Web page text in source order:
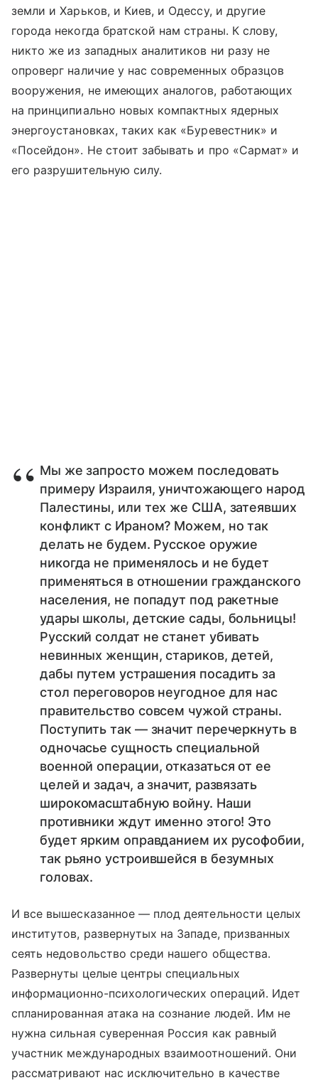
земли и Харьков, и Киев, и Одессу, и другие
города некогда братской нам страны. К слову,
никто же из западных аналитиков ни разу не
опроверг наличие у нас современных образцов
вооружения, не имеющих аналогов, работающих
на принципиально новых компактных ядерных
энергоустановках, таких как «Буревестник» и
«Посейдон». Не стоит забывать и про «Сармат» и
его разрушительную силу.
Мы же запросто можем последовать
примеру Израиля, уничтожающего народ
Палестины, или тех же США, затеявших
конфликт с Ираном? Можем, но так
делать не будем. Русское оружие
никогда не применялось и не будет
применяться в отношении гражданского
населения, не попадут под ракетные
удары школы, детские сады, больницы!
Русский солдат не станет убивать
невинных женщин, стариков, детей,
дабы путем устрашения посадить за
стол переговоров неугодное для нас
правительство совсем чужой страны.
Поступить так — значит перечеркнуть в
одночасье сущность специальной
военной операции, отказаться от ее
целей и задач, а значит, развязать
широкомасштабную войну. Наши
противники ждут именно этого! Это
будет ярким оправданием их русофобии,
так рьяно устроившейся в безумных
головах.
И все вышесказанное — плод деятельности целых
институтов, развернутых на Западе, призванных
сеять недовольство среди нашего общества.
Развернуты целые центры специальных
информационно-психологических операций. Идет
спланированная атака на сознание людей. Им не
нужна сильная суверенная Россия как равный
участник международных взаимоотношений. Они
рассматривают нас исключительно в качестве